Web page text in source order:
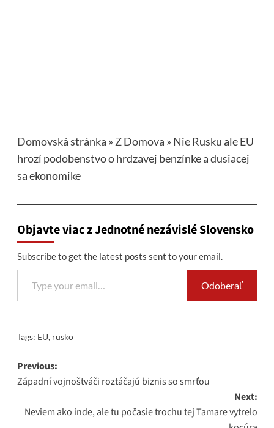
Domovská stránka » Z Domova » Nie Rusku ale EU
hrozí podobenstvo o hrdzavej benzínke a dusiacej
sa ekonomike
Objavte viac z Jednotné nezávislé Slovensko
Subscribe to get the latest posts sent to your email.
Type your email…
Odoberať
Tags: EU, rusko
Post
navigation
Previous:
Západní vojnoštváči roztáčajú biznis so smrťou
Next:
Neviem ako inde, ale tu počasie trochu tej Tamare vytrelo